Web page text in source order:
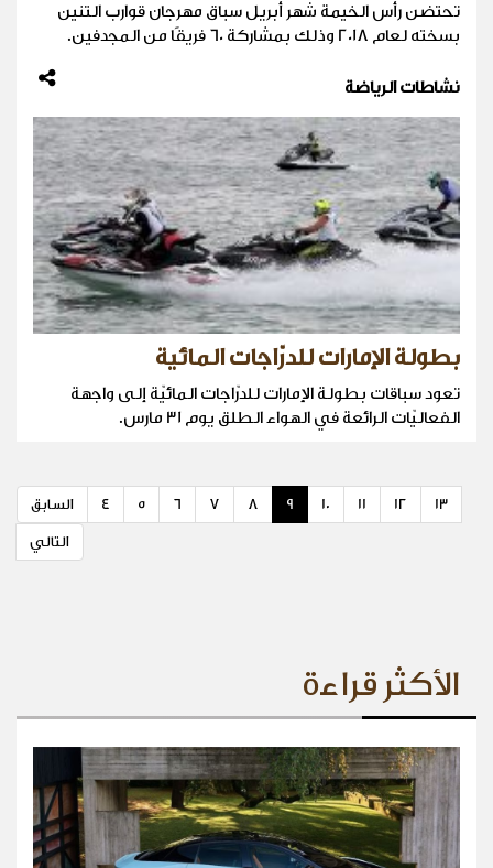
تحتضن رأس الخيمة شهر أبريل سباق مهرجان قوارب التنين
بسخته لعام 2018 وذلك بمشاركة 60 فريقًا من المجدفين.
نشاطات الرياضة
بطولة الإمارات للدرّاجات المائية
تعود سباقات بطولة الإمارات للدرّاجات المائيّة إلى واجهة
الفعاليّات الرائعة في الهواء الطلق يوم 31 مارس.
السابق 4 5 6 7 8 9 10 11 12 13
التالي
الأكثر قراءة